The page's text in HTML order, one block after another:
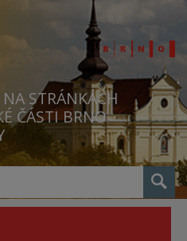
NA STRÁNKÁCH
ČÁSTI BRNO